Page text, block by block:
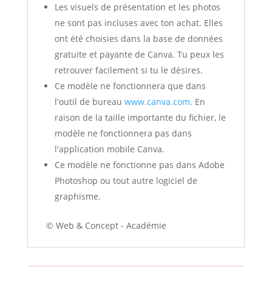
Les visuels de présentation et les photos
ne sont pas incluses avec ton achat. Elles
ont été choisies dans la base de données
gratuite et payante de Canva. Tu peux les
retrouver facilement si tu le désires.
Ce modèle ne fonctionnera que dans
l'outil de bureau www.canva.com. En
raison de la taille importante du fichier, le
modèle ne fonctionnera pas dans
l'application mobile Canva.
Ce modèle ne fonctionne pas dans Adobe
Photoshop ou tout autre logiciel de
graphisme.
© Web & Concept - Académie